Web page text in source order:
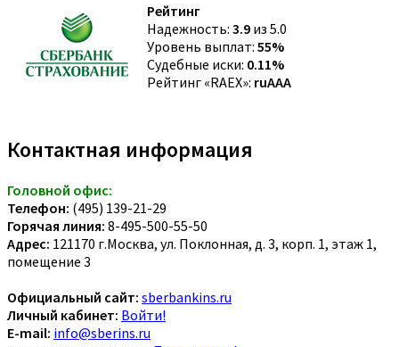
Рейтинг
Надежность: 3.9 из 5.0
Уровень выплат: 55%
Судебные иски: 0.11%
Рейтинг «RAEX»: ruAAA
Контактная информация
Головной офис:
Телефон: (495) 139-21-29
Горячая линия: 8-495-500-55-50
Адрес: 121170 г.Москва, ул. Поклонная, д. 3, корп. 1, этаж 1,
помещение 3
Официальный сайт: sberbankins.ru
Личный кабинет: Войти!
E-mail: info@sberins.ru